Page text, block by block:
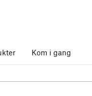
Kom i gang